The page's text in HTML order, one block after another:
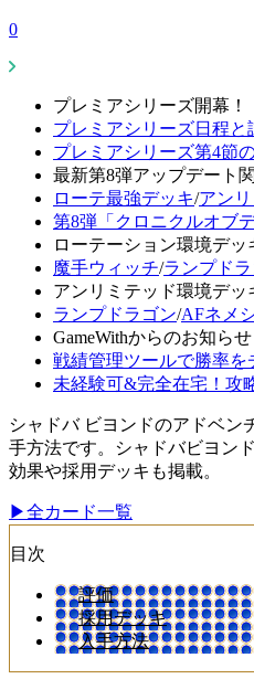
0
プレミアシリーズ開幕！
プレミアシリーズ日程と
プレミアシリーズ第4節
最新第8弾アップデート
ローテ最強デッキ/アン
第8弾「クロニクルオブ
ローテーション環境デッ
魔手ウィッチ/ランプド
アンリミテッド環境デッ
ランプドラゴン/AFネメ
GameWithからのお知らせ
戦績管理ツールで勝率を
未経験可&完全在宅！攻
シャドバ ビヨンドのアドベン
手方法です。シャドバビヨン
効果や採用デッキも掲載。
▶全カード一覧
目次
評価
採用デッキ
入手方法